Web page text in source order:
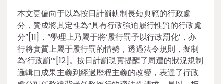
本文更偏向于以為按日計罰軌制長短典範的行政處
分，贊成將其定性為“具有行政強迫履行性質的行政處
分”[11]，“學理上乃屬于將‘履行罰予以行政罰化’，亦
行將實質上屬于履行罰的情勢，透過法令規則，擬制
為‘行政罰’”[12]。按日計罰現實提醒了周遭的狀況規制
邏輯由成果主義到經過歷程主義的改變，表達了行政